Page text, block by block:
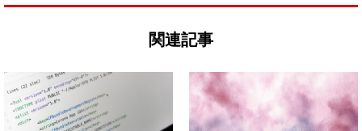
関連記事